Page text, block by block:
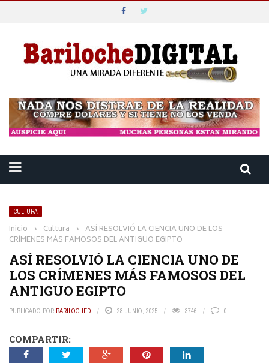
CULTURA
Inicio › Cultura › ASÍ RESOLVIÓ LA CIENCIA UNO DE LOS
CRÍMENES MÁS FAMOSOS DEL ANTIGUO EGIPTO
ASÍ RESOLVIÓ LA CIENCIA UNO DE
LOS CRÍMENES MÁS FAMOSOS DEL
ANTIGUO EGIPTO
PUBLICADO POR BARILOCHED 28 JUNIO, 2025 3746 0
COMPARTIR: